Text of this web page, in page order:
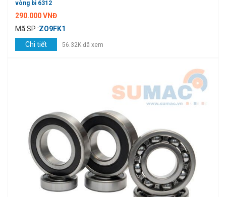
vòng bi 6312
290.000 VNĐ
Mã SP :ZO9FK1
Chi tiết
56.32K đã xem